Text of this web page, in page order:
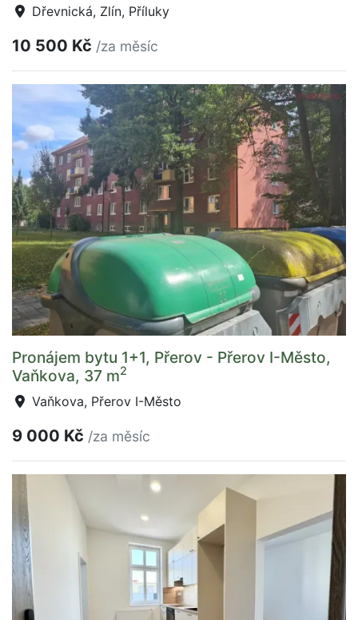
Dřevnická, Zlín, Příluky
10 500 Kč /za měsíc
Pronájem bytu 1+1, Přerov - Přerov I-Město,
Vaňkova, 37 m2
Vaňkova, Přerov I-Město
9 000 Kč /za měsíc